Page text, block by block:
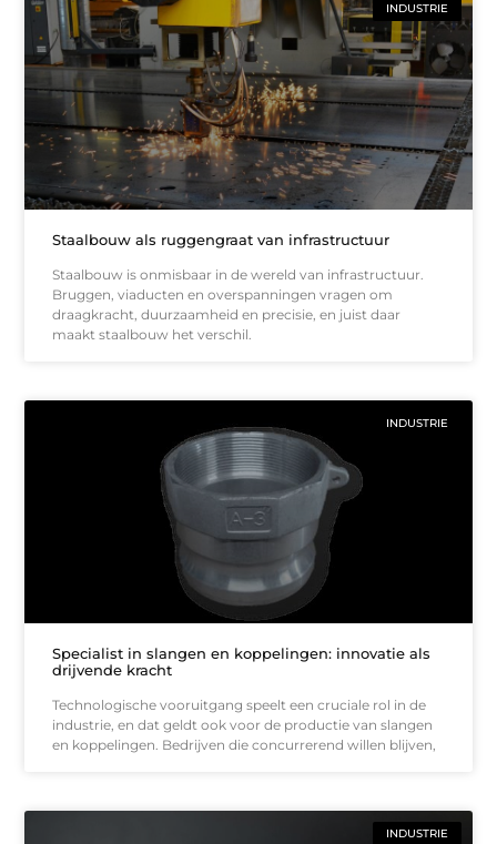
INDUSTRIE
Staalbouw als ruggengraat van infrastructuur
Staalbouw is onmisbaar in de wereld van infrastructuur.
Bruggen, viaducten en overspanningen vragen om
draagkracht, duurzaamheid en precisie, en juist daar
maakt staalbouw het verschil.
INDUSTRIE
Specialist in slangen en koppelingen: innovatie als
drijvende kracht
Technologische vooruitgang speelt een cruciale rol in de
industrie, en dat geldt ook voor de productie van slangen
en koppelingen. Bedrijven die concurrerend willen blijven,
INDUSTRIE